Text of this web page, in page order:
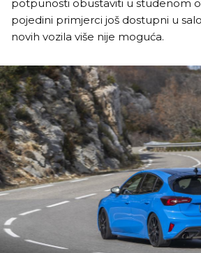
potpunosti obustaviti u studenom
pojedini primjerci još dostupni u
novih vozila više nije moguća.